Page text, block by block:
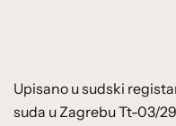
Upisano u sudski
suda u Zagrebu Tt-03/